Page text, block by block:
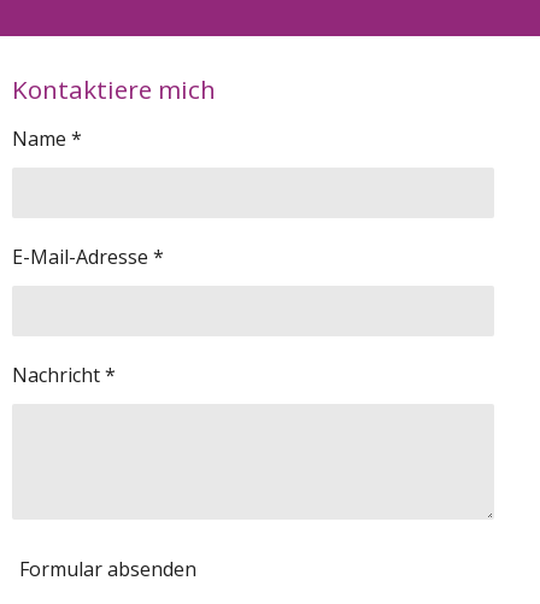
Kontaktiere mich
Name *
E-Mail-Adresse *
Nachricht *
Formular absenden